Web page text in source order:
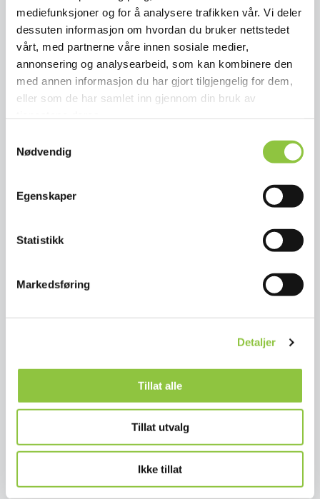
mediefunksjoner og for å analysere trafikken vår. Vi deler
dessuten informasjon om hvordan du bruker nettstedet
vårt, med partnerne våre innen sosiale medier,
annonsering og analysearbeid, som kan kombinere den
med annen informasjon du har gjort tilgjengelig for dem,
eller som de har samlet inn gjennom din bruk av
Nødvendig
Egenskaper
Statistikk
Markedsføring
Detaljer
Tillat alle
Tillat utvalg
Ikke tillat
Økologisk Tjukkmjølk fra Røros
Opprinnelse
Parmigiano Reggiano
NorgeGeografisk
Europa
EuropaOpprinnelse
ØstlandetGeografisk
Rakfisk fra Valdres
ØstlandetGeografisk